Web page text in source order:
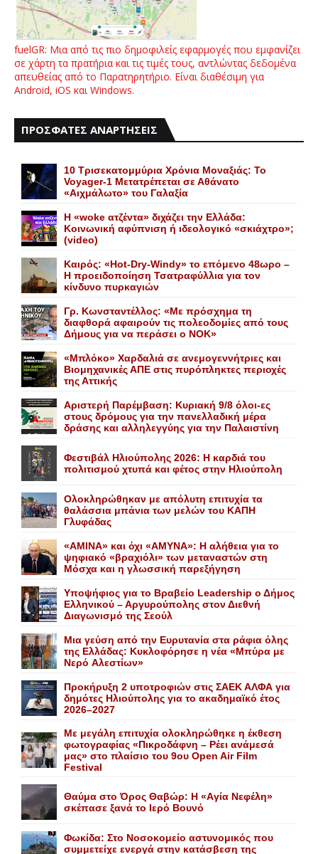
fuelGR: Μια από τις πιο δημοφιλείς εφαρμογές που εμφανίζει
σε χάρτη τα πρατήρια και τις τιμές τους, αντλώντας δεδομένα
απευθείας από το Παρατηρητήριο. Είναι διαθέσιμη για
Android, iOS και Windows.
ΠΡΟΣΦΑΤΕΣ ΑΝΑΡΤΗΣΕΙΣ
10 Τρισεκατομμύρια Χρόνια Μοναξιάς: Το
Voyager-1 Μετατρέπεται σε Αθάνατο
«Αιχμάλωτο» του Γαλαξία
Η «woke ατζέντα» διχάζει την Ελλάδα:
Κοινωνική αφύπνιση ή ιδεολογικό «σκιάχτρο»;
(video)
Καιρός: «Hot-Dry-Windy» το επόμενο 48ωρο –
Η προειδοποίηση Τσατραφύλλια για τον
κίνδυνο πυρκαγιών
Γρ. Κωνσταντέλλος: «Με πρόσχημα τη
διαφθορά αφαιρούν τις πολεοδομίες από τους
Δήμους για να περάσει ο NOK»
«Mπλόκο» Xαρδαλιά σε ανεμογεννήτριες και
Bιομηχανικές ΑΠΕ στις πυρόπληκτες περιοχές
της Αττικής
Αριστερή Παρέμβαση: Κυριακή 9/8 όλοι-ες
στους δρόμους για την πανελλαδική μέρα
δράσης και αλληλεγγύης για την Παλαιστίνη
Φεστιβάλ Ηλιούπολης 2026: Η καρδιά του
πολιτισμού χτυπά και φέτος στην Ηλιούπολη
Ολοκληρώθηκαν με απόλυτη επιτυχία τα
θαλάσσια μπάνια των μελών του KAΠH
Γλυφάδας
«AMINA» και όχι «ΑΜΥΝΑ»: Η αλήθεια για το
ψηφιακό «βραχιόλι» των μεταναστών στη
Μόσχα και η γλωσσική παρεξήγηση
Yποψήφιος για το Bραβείο Leadership ο Δήμος
Ελληνικού – Αργυρούπολης στον Διεθνή
Διαγωνισμό της Σεούλ
Mια γεύση από την Eυρυτανία στα ράφια όλης
της Ελλάδας: Κυκλοφόρησε η νέα «Μπύρα με
Nερό Aλεστίων»
Προκήρυξη 2 υποτροφιών στις ΣΑΕΚ ΑΛΦΑ για
δημότες Ηλιούπολης για το ακαδημαϊκό έτος
2026–2027
Με μεγάλη επιτυχία ολοκληρώθηκε η έκθεση
φωτογραφίας «Πικροδάφνη – Ρέει ανάμεσά
μας» στο πλαίσιο του 9ου Open Air Film
Festival
Θαύμα στο Όρος Θαβώρ: H «Aγία Nεφέλη»
σκέπασε ξανά το Iερό Bουνό
Φωκίδα: Στο Νοσοκομείο αστυνομικός που
συμμετείχε ενεργά στην κατάσβεση της